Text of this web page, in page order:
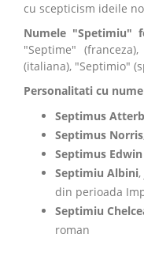
cu scepticism ideile
Numele
"Septime"
(italiana), "Septimio"
Personalitati cu
Septimus
Septimus Norris
Septimus
Septimiu Albini
din perioada
Septimiu
roman